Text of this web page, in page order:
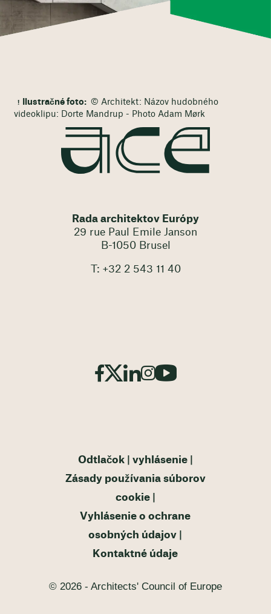
Ilustračné foto: © Architekt: Názov hudobného
videoklipu: Dorte Mandrup - Photo Adam Mørk
Rada architektov Európy
29 rue Paul Emile Janson
B-1050 Brusel
T: +32 2 543 11 40
Odtlačok
vyhlásenie
Zásady používania súborov
cookie
Vyhlásenie o ochrane
osobných údajov
Kontaktné údaje
© 2026 - Architects' Council of Europe